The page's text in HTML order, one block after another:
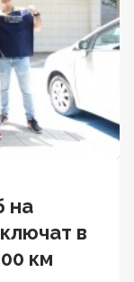
на
в
км